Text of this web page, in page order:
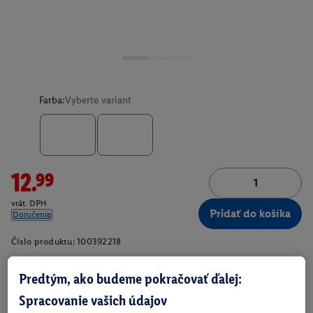
Farba:Vyberte variant
12.99
vrát. DPH
Doručenie
Pridať do košíka
Číslo produktu: 100392218
Predtým, ako budeme pokračovať ďalej:
Spracovanie vašich údajov